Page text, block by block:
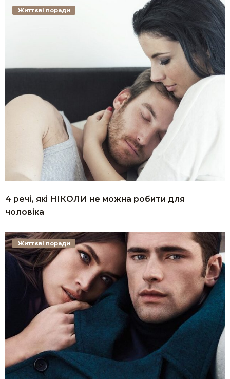
4 речі, які НІКОЛИ не можна робити для
чоловіка
Життєві поради
Життєві поради